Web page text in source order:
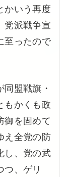
かいう再度
党派戦争宣
至ったので
盟戦旗・
もかくも政
御を固めて
え全党の防
し、党の武
つ、ゲリ